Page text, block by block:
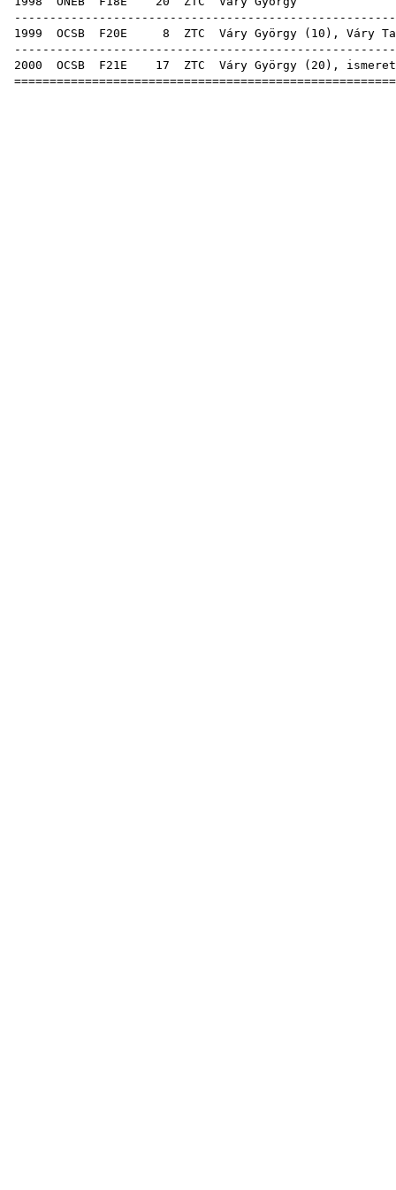
1999 OCSB F20E 8 ZTC Váry György ( 10 ), Váry
2000 OCSB F21E 17 ZTC Váry György ( 20 ),